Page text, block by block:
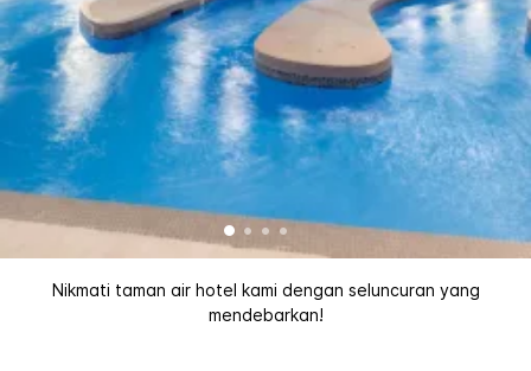
Nikmati taman air hotel kami dengan seluncuran yang
mendebarkan!